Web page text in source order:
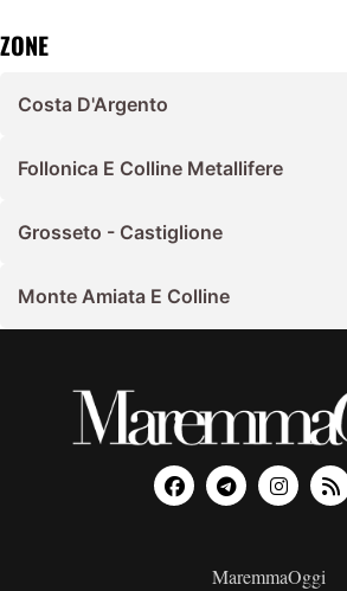
ZONE
Costa D'Argento
Follonica E Colline Metallifere
Grosseto - Castiglione
Monte Amiata E Colline
MaremmaOggi